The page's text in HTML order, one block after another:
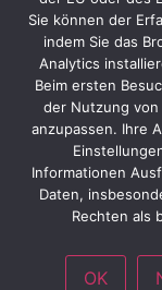
Katalogen.
Sie können der
indem Sie das
Analytics
Beim ersten
der Nutzung von
anzupassen. Ihre
Informationen
Daten,
Rechten als
OK